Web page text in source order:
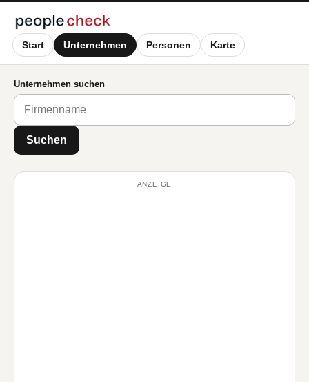
Start Unternehmen Personen Karte
Unternehmen suchen
Suchen
ANZEIGE